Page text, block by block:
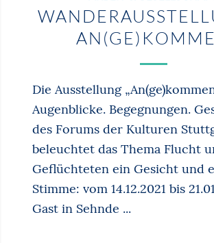
Die Ausstellung
Augenblicke. Begegnungen.
des Forums der Kulturen
beleuchtet das Thema Flucht
Geflüchteten ein Gesicht und
Stimme: vom 14.12.2021 bis
Gast in Sehnde ...